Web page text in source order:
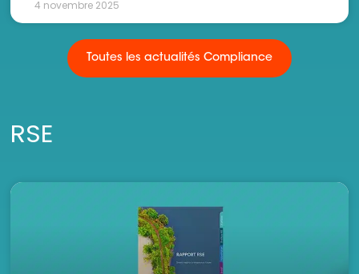
4 novembre 2025
Toutes les actualités Compliance
RSE